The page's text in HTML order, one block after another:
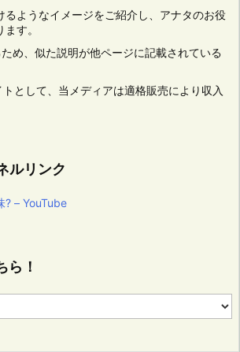
るようなイメージをご紹介し、アナタのお役
す。
め、似た説明が他ページに記載されている
として、当メディアは適格販売により収入
ルリンク
? – YouTube
ら！